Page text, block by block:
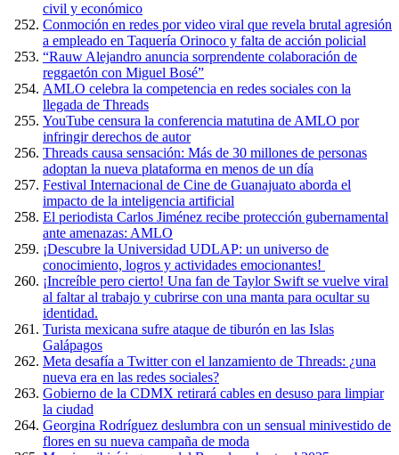
civil y económico
Conmoción en redes por video viral que revela brutal agresión
a empleado en Taquería Orinoco y falta de acción policial
“Rauw Alejandro anuncia sorprendente colaboración de
reggaetón con Miguel Bosé”
AMLO celebra la competencia en redes sociales con la
llegada de Threads
YouTube censura la conferencia matutina de AMLO por
infringir derechos de autor
Threads causa sensación: Más de 30 millones de personas
adoptan la nueva plataforma en menos de un día
Festival Internacional de Cine de Guanajuato aborda el
impacto de la inteligencia artificial
El periodista Carlos Jiménez recibe protección gubernamental
ante amenazas: AMLO
¡Descubre la Universidad UDLAP: un universo de
conocimiento, logros y actividades emocionantes!
¡Increíble pero cierto! Una fan de Taylor Swift se vuelve viral
al faltar al trabajo y cubrirse con una manta para ocultar su
identidad.
Turista mexicana sufre ataque de tiburón en las Islas
Galápagos
Meta desafía a Twitter con el lanzamiento de Threads: ¿una
nueva era en las redes sociales?
Gobierno de la CDMX retirará cables en desuso para limpiar
la ciudad
Georgina Rodríguez deslumbra con un sensual minivestido de
flores en su nueva campaña de moda